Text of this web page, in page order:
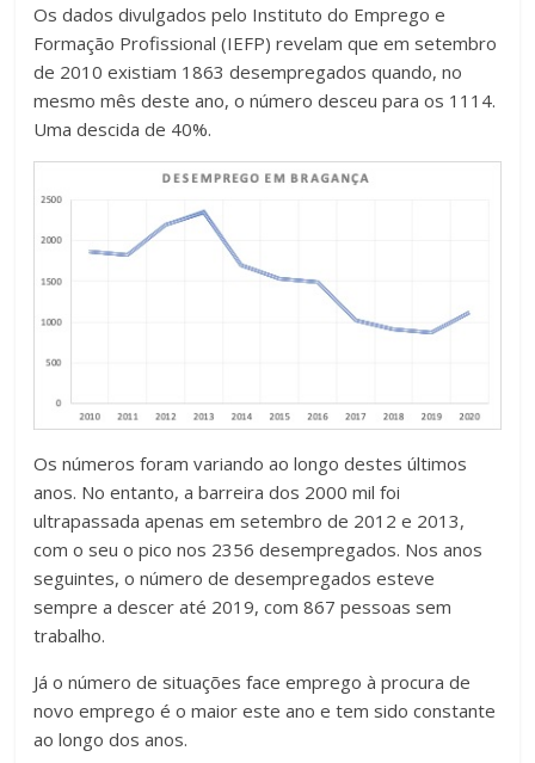
Os dados divulgados pelo Instituto do Emprego e
Formação Profissional (IEFP) revelam que em setembro
de 2010 existiam 1863 desempregados quando, no
mesmo mês deste ano, o número desceu para os 1114.
Uma descida de 40%.
Os números foram variando ao longo destes últimos
anos. No entanto, a barreira dos 2000 mil foi
ultrapassada apenas em setembro de 2012 e 2013,
com o seu o pico nos 2356 desempregados. Nos anos
seguintes, o número de desempregados esteve
sempre a descer até 2019, com 867 pessoas sem
trabalho.
Já o número de situações face emprego à procura de
novo emprego é o maior este ano e tem sido constante
ao longo dos anos.